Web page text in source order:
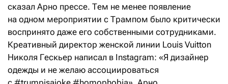
сказал Арно прессе. Тем не менее появление
на одном мероприятии с Трампом было критически
воспринято даже его собственными сотрудниками.
Креативный директор женской линии Louis Vuitton
Николя Гескьер написал в Instagram: «Я дизайнер
одежды и не желаю ассоциироваться